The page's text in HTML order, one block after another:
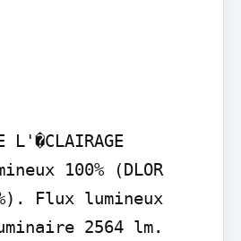
L'�CLAIRAGE
100% (DLOR
Flux lumineux
2564 lm.